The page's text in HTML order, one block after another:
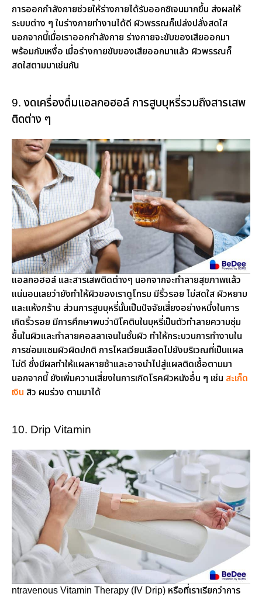
การออกกำลังกายช่วยให้ร่างกายได้รับออกซิเจนมากขึ้น ส่งผลให้
ระบบต่าง ๆ ในร่างกายทำงานได้ดี ผิวพรรณก็เปล่งปลั่งสดใส
นอกจากนี้เมื่อเราออกกำลังกาย ร่างกายจะขับของเสียออกมา
พร้อมกับเหงื่อ เมื่อร่างกายขับของเสียออกมาแล้ว ผิวพรรณก็
สดใสตามมาเช่นกัน
9. งดเครื่องดื่มแอลกอฮอล์ การสูบบุหรี่รวมถึงสารเสพ
ติดต่าง ๆ
แอลกอฮอล์ และสารเสพติดต่างๆ นอกจากจะทำลายสุขภาพแล้ว
แน่นอนเลยว่ายังทำให้ผิวของเราดูโทรม มีริ้วรอย ไม่สดใส ผิวหยาบ
และแห้งกร้าน ส่วนการสูบบุหรี่นั้นเป็นปัจจัยเสี่ยงอย่างหนึ่งในการ
เกิดริ้วรอย มีการศึกษาพบว่านิโคตินในบุหรี่เป็นตัวทำลายความชุ่ม
ชื้นในผิวและทำลายคอลลาเจนในชั้นผิว ทำให้กระบวนการทำงานใน
การซ่อมแซมผิวผิดปกติ การไหลเวียนเลือดไปยังบริเวณที่เป็นแผล
ไม่ดี ซึ่งมีผลทำให้แผลหายช้าและอาจนำไปสู่แผลติดเชื้อตามมา
นอกจากนี้ ยังเพิ่มความเสี่ยงในการเกิดโรคผิวหนังอื่น ๆ เช่น สะเก็ด
เงิน สิว ผมร่วง ตามมาได้
10. Drip Vitamin
ntravenous Vitamin Therapy (IV Drip) หรือที่เราเรียกว่าการ